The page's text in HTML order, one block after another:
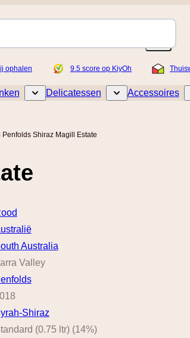
ophalen 9.5 score op KiyOh
for WijnenToggle submenu for Geschenken
Delicatessen Toggle submenu for
Accessoires
Penfolds Shiraz Magill Estate
Australia
Valley
Shiraz
(0.75 ltr)(14%)